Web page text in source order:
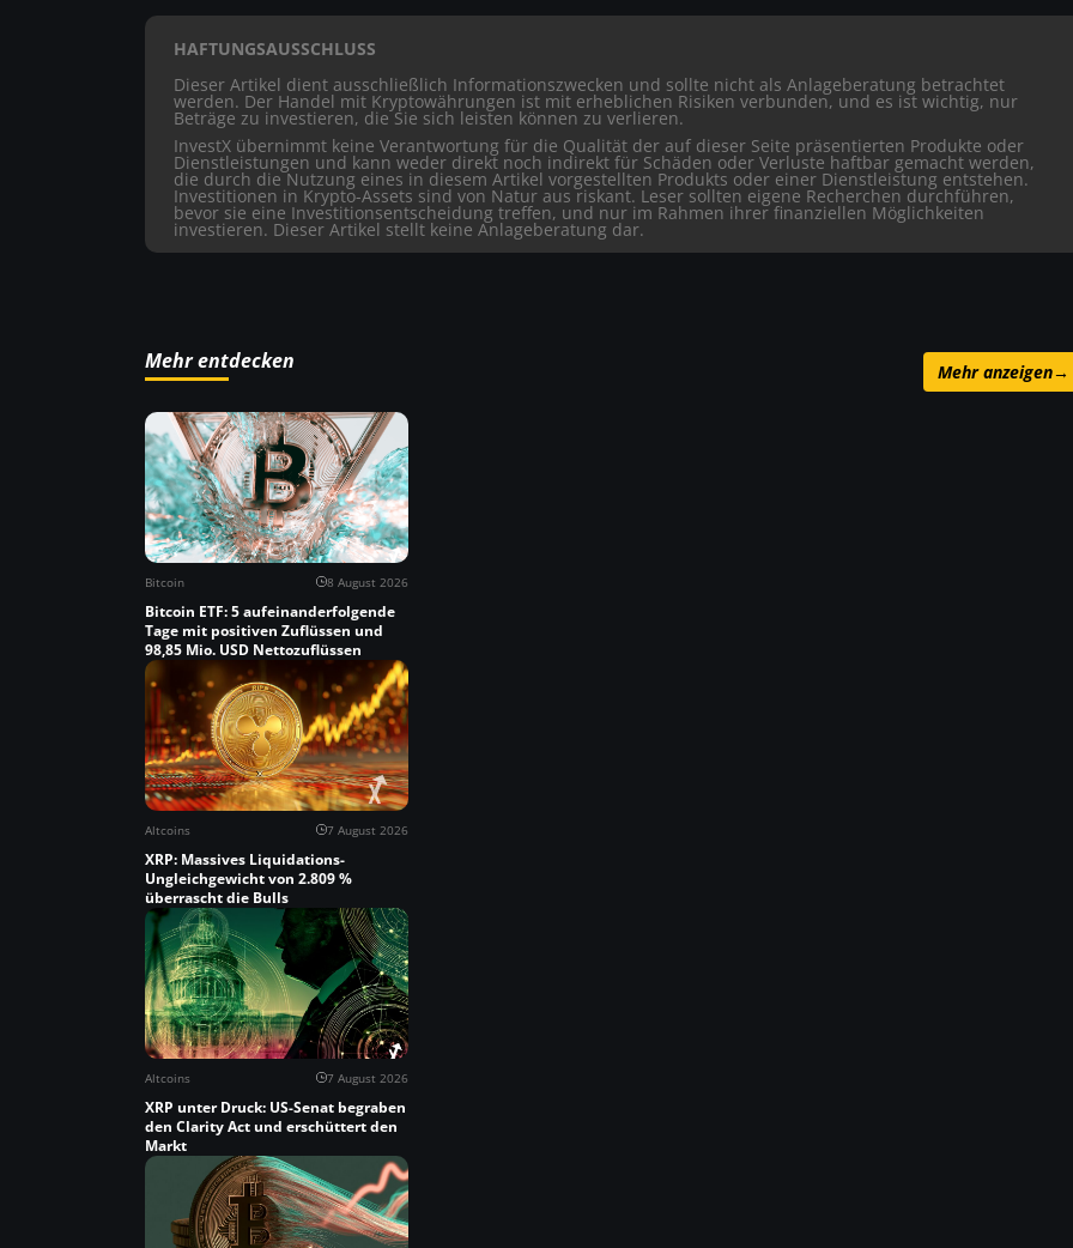
HAFTUNGSAUSSCHLUSS
Dieser Artikel dient ausschließlich Informationszwecken und sollte nicht als Anlageberatung betrachtet
werden. Der Handel mit Kryptowährungen ist mit erheblichen Risiken verbunden, und es ist wichtig, nur
Beträge zu investieren, die Sie sich leisten können zu verlieren.
InvestX übernimmt keine Verantwortung für die Qualität der auf dieser Seite präsentierten Produkte oder
Dienstleistungen und kann weder direkt noch indirekt für Schäden oder Verluste haftbar gemacht werden,
die durch die Nutzung eines in diesem Artikel vorgestellten Produkts oder einer Dienstleistung entstehen.
Investitionen in Krypto-Assets sind von Natur aus riskant. Leser sollten eigene Recherchen durchführen,
bevor sie eine Investitionsentscheidung treffen, und nur im Rahmen ihrer finanziellen Möglichkeiten
investieren. Dieser Artikel stellt keine Anlageberatung dar.
Mehr entdecken Mehr anzeigen→
Bitcoin 8 August 2026
Bitcoin ETF: 5 aufeinanderfolgende
Tage mit positiven Zuflüssen und
98,85 Mio. USD Nettozuflüssen
Altcoins 7 August 2026
XRP: Massives Liquidations-
Ungleichgewicht von 2.809 %
überrascht die Bulls
Altcoins 7 August 2026
XRP unter Druck: US-Senat begraben
den Clarity Act und erschüttert den
Markt